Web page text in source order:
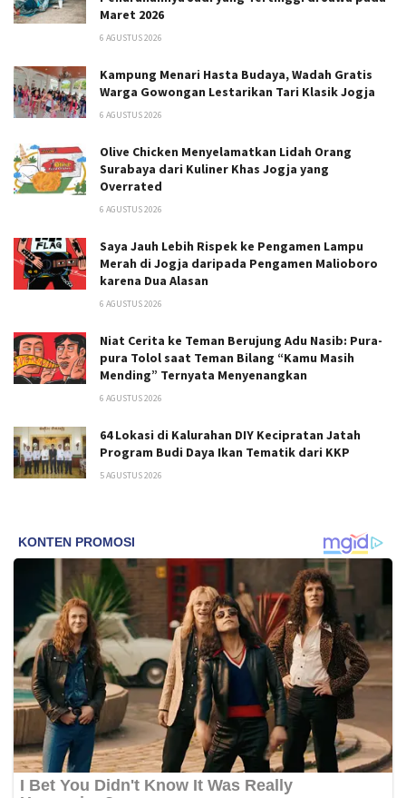
Maret 2026
6 AGUSTUS 2026
Kampung Menari Hasta Budaya, Wadah Gratis
Warga Gowongan Lestarikan Tari Klasik Jogja
6 AGUSTUS 2026
Olive Chicken Menyelamatkan Lidah Orang
Surabaya dari Kuliner Khas Jogja yang
Overrated
6 AGUSTUS 2026
Saya Jauh Lebih Rispek ke Pengamen Lampu
Merah di Jogja daripada Pengamen Malioboro
karena Dua Alasan
6 AGUSTUS 2026
Niat Cerita ke Teman Berujung Adu Nasib: Pura-
pura Tolol saat Teman Bilang “Kamu Masih
Mending” Ternyata Menyenangkan
6 AGUSTUS 2026
64 Lokasi di Kalurahan DIY Kecipratan Jatah
Program Budi Daya Ikan Tematik dari KKP
5 AGUSTUS 2026